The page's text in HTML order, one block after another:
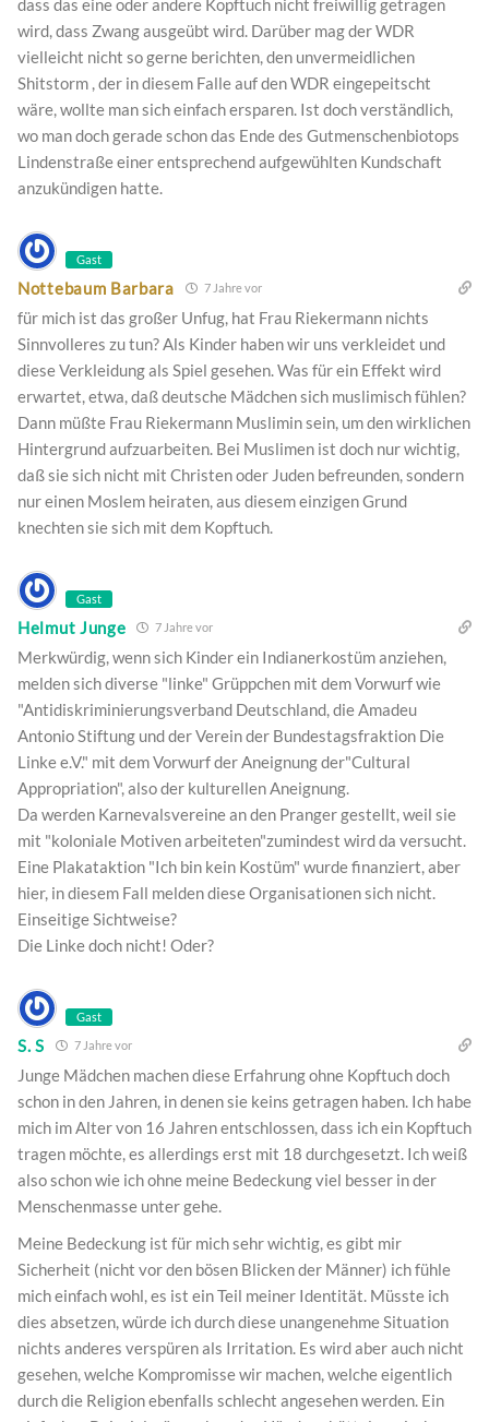
dass das eine oder andere Kopftuch nicht freiwillig getragen
wird, dass Zwang ausgeübt wird. Darüber mag der WDR
vielleicht nicht so gerne berichten, den unvermeidlichen
Shitstorm , der in diesem Falle auf den WDR eingepeitscht
wäre, wollte man sich einfach ersparen. Ist doch verständlich,
wo man doch gerade schon das Ende des Gutmenschenbiotops
Lindenstraße einer entsprechend aufgewühlten Kundschaft
anzukündigen hatte.
Gast
Nottebaum Barbara 7 Jahre vor
für mich ist das großer Unfug, hat Frau Riekermann nichts
Sinnvolleres zu tun? Als Kinder haben wir uns verkleidet und
diese Verkleidung als Spiel gesehen. Was für ein Effekt wird
erwartet, etwa, daß deutsche Mädchen sich muslimisch fühlen?
Dann müßte Frau Riekermann Muslimin sein, um den wirklichen
Hintergrund aufzuarbeiten. Bei Muslimen ist doch nur wichtig,
daß sie sich nicht mit Christen oder Juden befreunden, sondern
nur einen Moslem heiraten, aus diesem einzigen Grund
knechten sie sich mit dem Kopftuch.
Gast
Helmut Junge 7 Jahre vor
Merkwürdig, wenn sich Kinder ein Indianerkostüm anziehen,
melden sich diverse "linke" Grüppchen mit dem Vorwurf wie
"Antidiskriminierungsverband Deutschland, die Amadeu
Antonio Stiftung und der Verein der Bundestagsfraktion Die
Linke e.V." mit dem Vorwurf der Aneignung der"Cultural
Appropriation", also der kulturellen Aneignung.
Da werden Karnevalsvereine an den Pranger gestellt, weil sie
mit "koloniale Motiven arbeiteten"zumindest wird da versucht.
Eine Plakataktion "Ich bin kein Kostüm" wurde finanziert, aber
hier, in diesem Fall melden diese Organisationen sich nicht.
Einseitige Sichtweise?
Die Linke doch nicht! Oder?
Gast
S. S 7 Jahre vor
Junge Mädchen machen diese Erfahrung ohne Kopftuch doch
schon in den Jahren, in denen sie keins getragen haben. Ich habe
mich im Alter von 16 Jahren entschlossen, dass ich ein Kopftuch
tragen möchte, es allerdings erst mit 18 durchgesetzt. Ich weiß
also schon wie ich ohne meine Bedeckung viel besser in der
Menschenmasse unter gehe.
Meine Bedeckung ist für mich sehr wichtig, es gibt mir
Sicherheit (nicht vor den bösen Blicken der Männer) ich fühle
mich einfach wohl, es ist ein Teil meiner Identität. Müsste ich
dies absetzen, würde ich durch diese unangenehme Situation
nichts anderes verspüren als Irritation. Es wird aber auch nicht
gesehen, welche Kompromisse wir machen, welche eigentlich
durch die Religion ebenfalls schlecht angesehen werden. Ein